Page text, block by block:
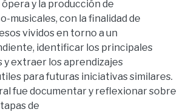
y la producción de
musicales, con la finalidad de
vividos en torno a un
identificar los principales
extraer los aprendizajes
para futuras iniciativas similares.
fue documentar y reflexionar sobre
de